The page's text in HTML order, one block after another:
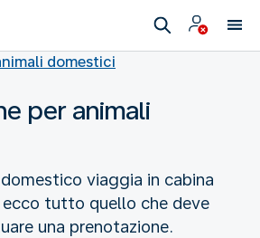
domestici
per animali
viaggia in cabina
tutto quello che deve
una prenotazione.